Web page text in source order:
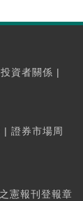
投資者關係 |
| 證券市場周
憲報刊登報章